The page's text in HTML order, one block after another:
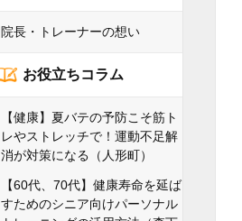
院長・トレーナーの想い
お役立ちコラム
【健康】夏バテの予防こそ筋ト
レやストレッチで！運動不足解
消が対策になる（人形町）
【60代、70代】健康寿命を延ば
すためのシニア向けパーソナル